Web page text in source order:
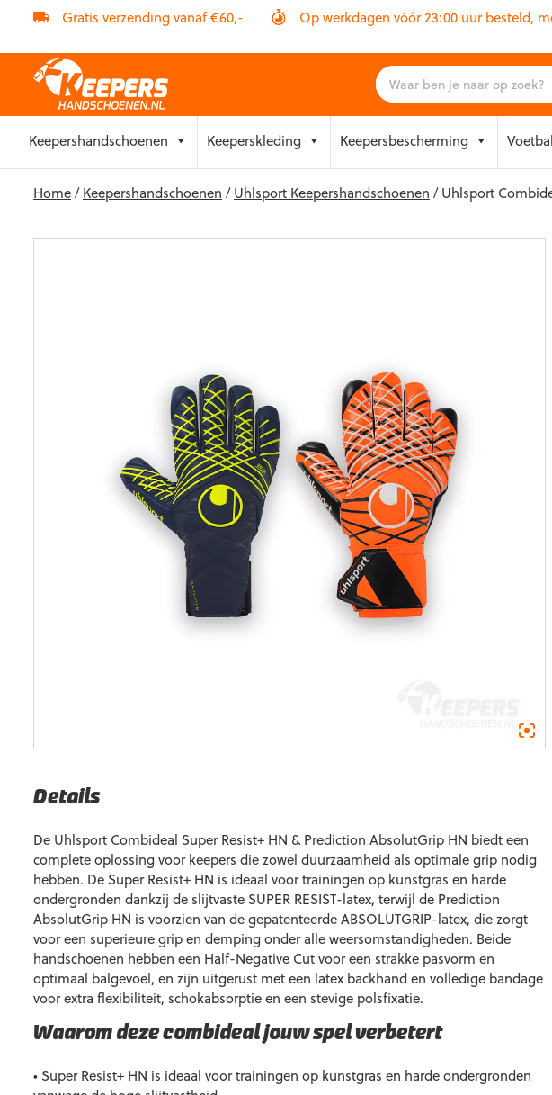
Gratis verzending vanaf €60,- Op werkdagen vóór 23:00 uur besteld,
toKeepershandschoenen Keeperskleding Keepersbescherming
Home/Keepershandschoenen /Uhlsport Keepershandschoenen / Uhlsport
Details
De Uhlsport Combideal Super Resist+ HN & Prediction AbsolutGrip HN biedt een
complete oplossing voor keepers die zowel duurzaamheid als optimale grip nodig
hebben. De Super Resist+ HN is ideaal voor trainingen op kunstgras en harde
ondergronden dankzij de slijtvaste SUPER RESIST-latex, terwijl de Prediction
AbsolutGrip HN is voorzien van de gepatenteerde ABSOLUTGRIP-latex, die zorgt
voor een superieure grip en demping onder alle weersomstandigheden. Beide
handschoenen hebben een Half-Negative Cut voor een strakke pasvorm en
optimaal balgevoel, en zijn uitgerust met een latex backhand en volledige bandage
voor extra flexibiliteit, schokabsorptie en een stevige polsfixatie.
Waarom deze combideal jouw spel verbetert
• Super Resist+ HN is ideaal voor trainingen op kunstgras en harde ondergronden